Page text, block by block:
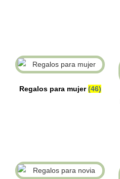
Regalos para mujer(46)